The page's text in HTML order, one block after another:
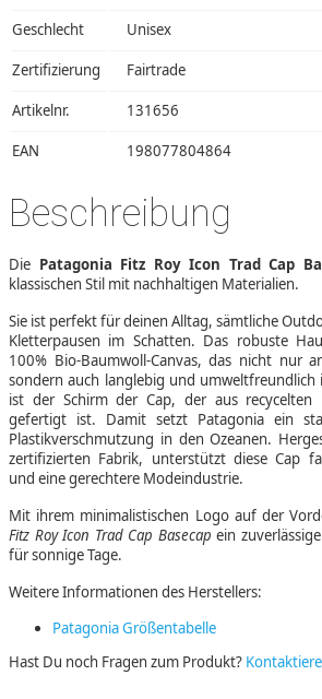
Geschlecht Unisex
Zertifizierung Fairtrade
Artikelnr. 131656
EAN 198077804864
Beschreibung
Die Patagonia Fitz Roy Icon Trad Cap
klassischen Stil mit nachhaltigen Materialien.
Sie ist perfekt für deinen Alltag, sämtliche
Kletterpausen im Schatten. Das robuste
100% Bio-Baumwoll-Canvas, das nicht nur
sondern auch langlebig und umweltfreundlich
ist der Schirm der Cap, der aus recycelten
gefertigt ist. Damit setzt Patagonia ein
Plastikverschmutzung in den Ozeanen.
zertifizierten Fabrik, unterstützt diese Cap
und eine gerechtere Modeindustrie.
Mit ihrem minimalistischen Logo auf der
Fitz Roy Icon Trad Cap Basecap ein
für sonnige Tage.
Weitere Informationen des Herstellers:
Patagonia Größentabelle
Hast Du noch Fragen zum Produkt?